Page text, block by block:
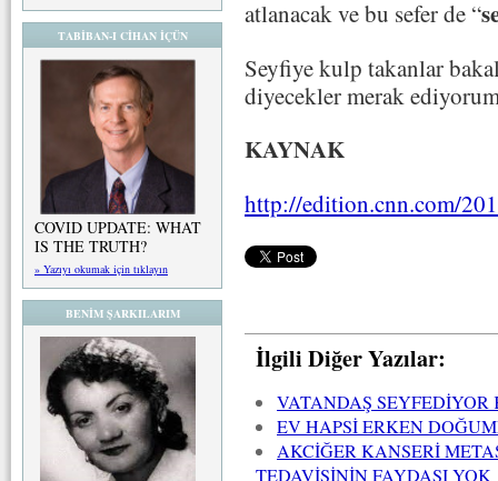
TABİBAN-I CİHAN İÇÜN
COVID UPDATE: WHAT
IS THE TRUTH?
» Yazıyı okumak için tıklayın
BENİM ŞARKILARIM
atlanacak ve bu sefer de “
Seyfiye kulp takanlar
diyecekler merak
KAYNAK
http://edition.cnn.com/
İlgili Diğer Yazılar:
VATANDAŞ SEYFEDİYOR
EV HAPSİ ERKEN
AKCİĞER KANSERİ
TEDAVİSİNİN FAYDASI YOK